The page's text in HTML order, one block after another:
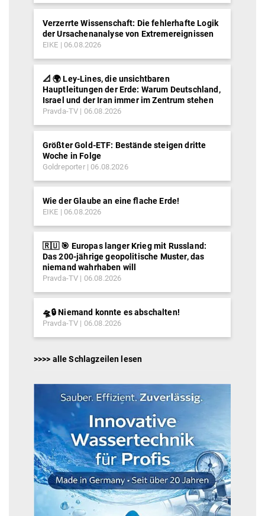
Verzerrte Wissenschaft: Die fehlerhafte Logik
der Ursachenanalyse von Extremereignissen
EIKE 06.08.2026
📐 🌍 Ley-Lines, die unsichtbaren
Hauptleitungen der Erde: Warum Deutschland,
Israel und der Iran immer im Zentrum stehen
Pravda-TV 06.08.2026
Größter Gold-ETF: Bestände steigen dritte
Woche in Folge
Goldreporter 06.08.2026
Wie der Glaube an eine flache Erde!
EIKE 06.08.2026
🇷🇺 🎯 Europas langer Krieg mit Russland:
Das 200-jährige geopolitische Muster, das
niemand wahrhaben will
Pravda-TV 06.08.2026
🛸🔒 Niemand konnte es abschalten!
Pravda-TV 06.08.2026
>>>> alle Schlagzeilen lesen